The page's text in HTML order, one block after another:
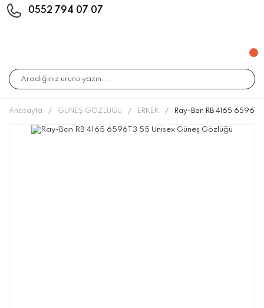
0552 794 07 07
Anasayfa GÜNEŞ GÖZLÜĞÜ ERKEK Ray-Ban RB 4165